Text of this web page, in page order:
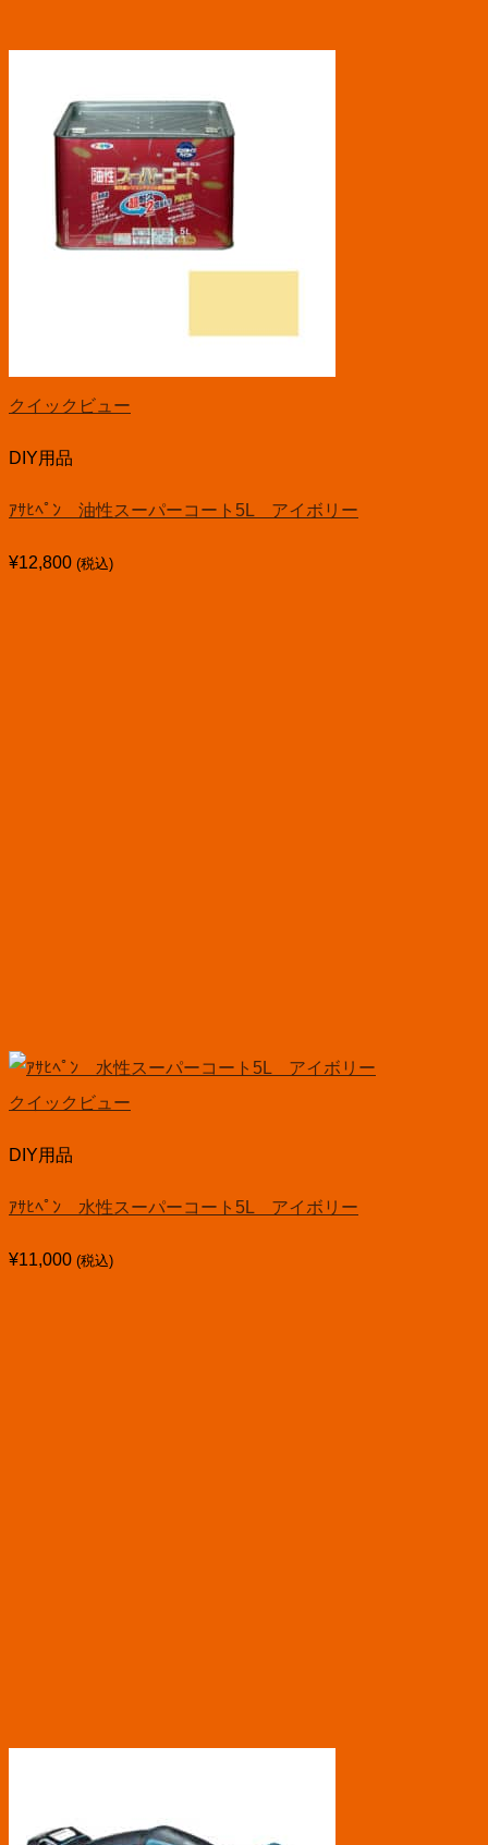
クイックビュー
DIY用品
ｱｻﾋﾍﾟﾝ 油性スーパーコート5L アイボリー
¥12,800 (税込)
クイックビュー
DIY用品
ｱｻﾋﾍﾟﾝ 水性スーパーコート5L アイボリー
¥11,000 (税込)